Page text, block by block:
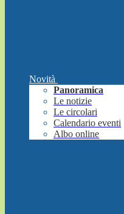
Novità
Panoramica
Le notizie
Le circolari
Calendario eventi
Albo online